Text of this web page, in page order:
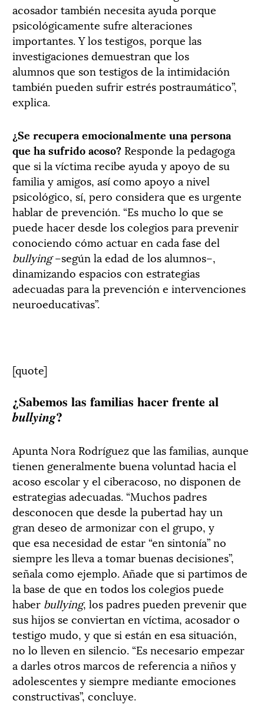
acosador también necesita ayuda porque
psicológicamente sufre alteraciones
importantes. Y los testigos, porque las
investigaciones demuestran que los
alumnos que son testigos de la intimidación
también pueden sufrir estrés postraumático”,
explica.
¿Se recupera emocionalmente una persona
que ha sufrido acoso? Responde la pedagoga
que si la víctima recibe ayuda y apoyo de su
familia y amigos, así como apoyo a nivel
psicológico, sí, pero considera que es urgente
hablar de prevención. “Es mucho lo que se
puede hacer desde los colegios para prevenir
conociendo cómo actuar en cada fase del
bullying–según la edad de los alumnos–,
dinamizando espacios con estrategias
adecuadas para la prevención e intervenciones
neuroeducativas”.
[quote]
¿Sabemos las familias hacer frente al
bullying?
Apunta Nora Rodríguez que las familias, aunque
tienen generalmente buena voluntad hacia el
acoso escolar y el ciberacoso, no disponen de
estrategias adecuadas. “Muchos padres
desconocen que desde la pubertad hay un
gran deseo de armonizar con el grupo, y
que esa necesidad de estar “en sintonía” no
siempre les lleva a tomar buenas decisiones”,
señala como ejemplo. Añade que si partimos de
la base de que en todos los colegios puede
haber bullying, los padres pueden prevenir que
sus hijos se conviertan en víctima, acosador o
testigo mudo, y que si están en esa situación,
no lo lleven en silencio. “Es necesario empezar
a darles otros marcos de referencia a niños y
adolescentes y siempre mediante emociones
constructivas”, concluye.